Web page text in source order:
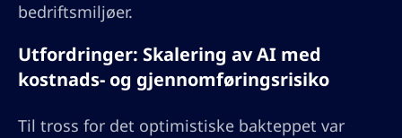
bedriftsmiljøer.
Utfordringer: Skalering av AI med
kostnads- og gjennomføringsrisiko
Til tross for det optimistiske bakteppet var